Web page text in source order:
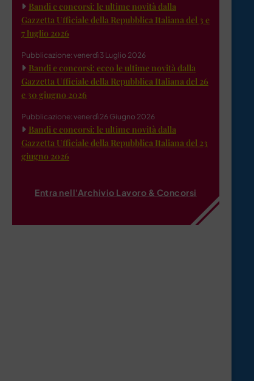
Bandi e concorsi: le ultime novità dalla
Gazzetta Ufficiale della Repubblica Italiana del 3 e
7 luglio 2026
Pubblicazione: venerdì 3 Luglio 2026
Bandi e concorsi: ecco le ultime novità dalla
Gazzetta Ufficiale della Repubblica Italiana del 26
e 30 giugno 2026
Pubblicazione: venerdì 26 Giugno 2026
Bandi e concorsi: le ultime novità dalla
Gazzetta Ufficiale della Repubblica Italiana del 23
giugno 2026
Entra nell'Archivio Lavoro & Concorsi